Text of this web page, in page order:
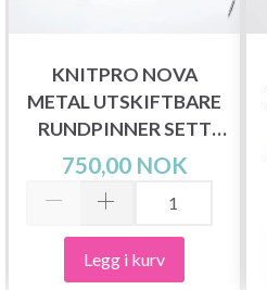
KNITPRO NOVA
METAL UTSKIFTBARE
RUNDPINNER SETT
DELUXE
750,00 NOK
Legg i kurv